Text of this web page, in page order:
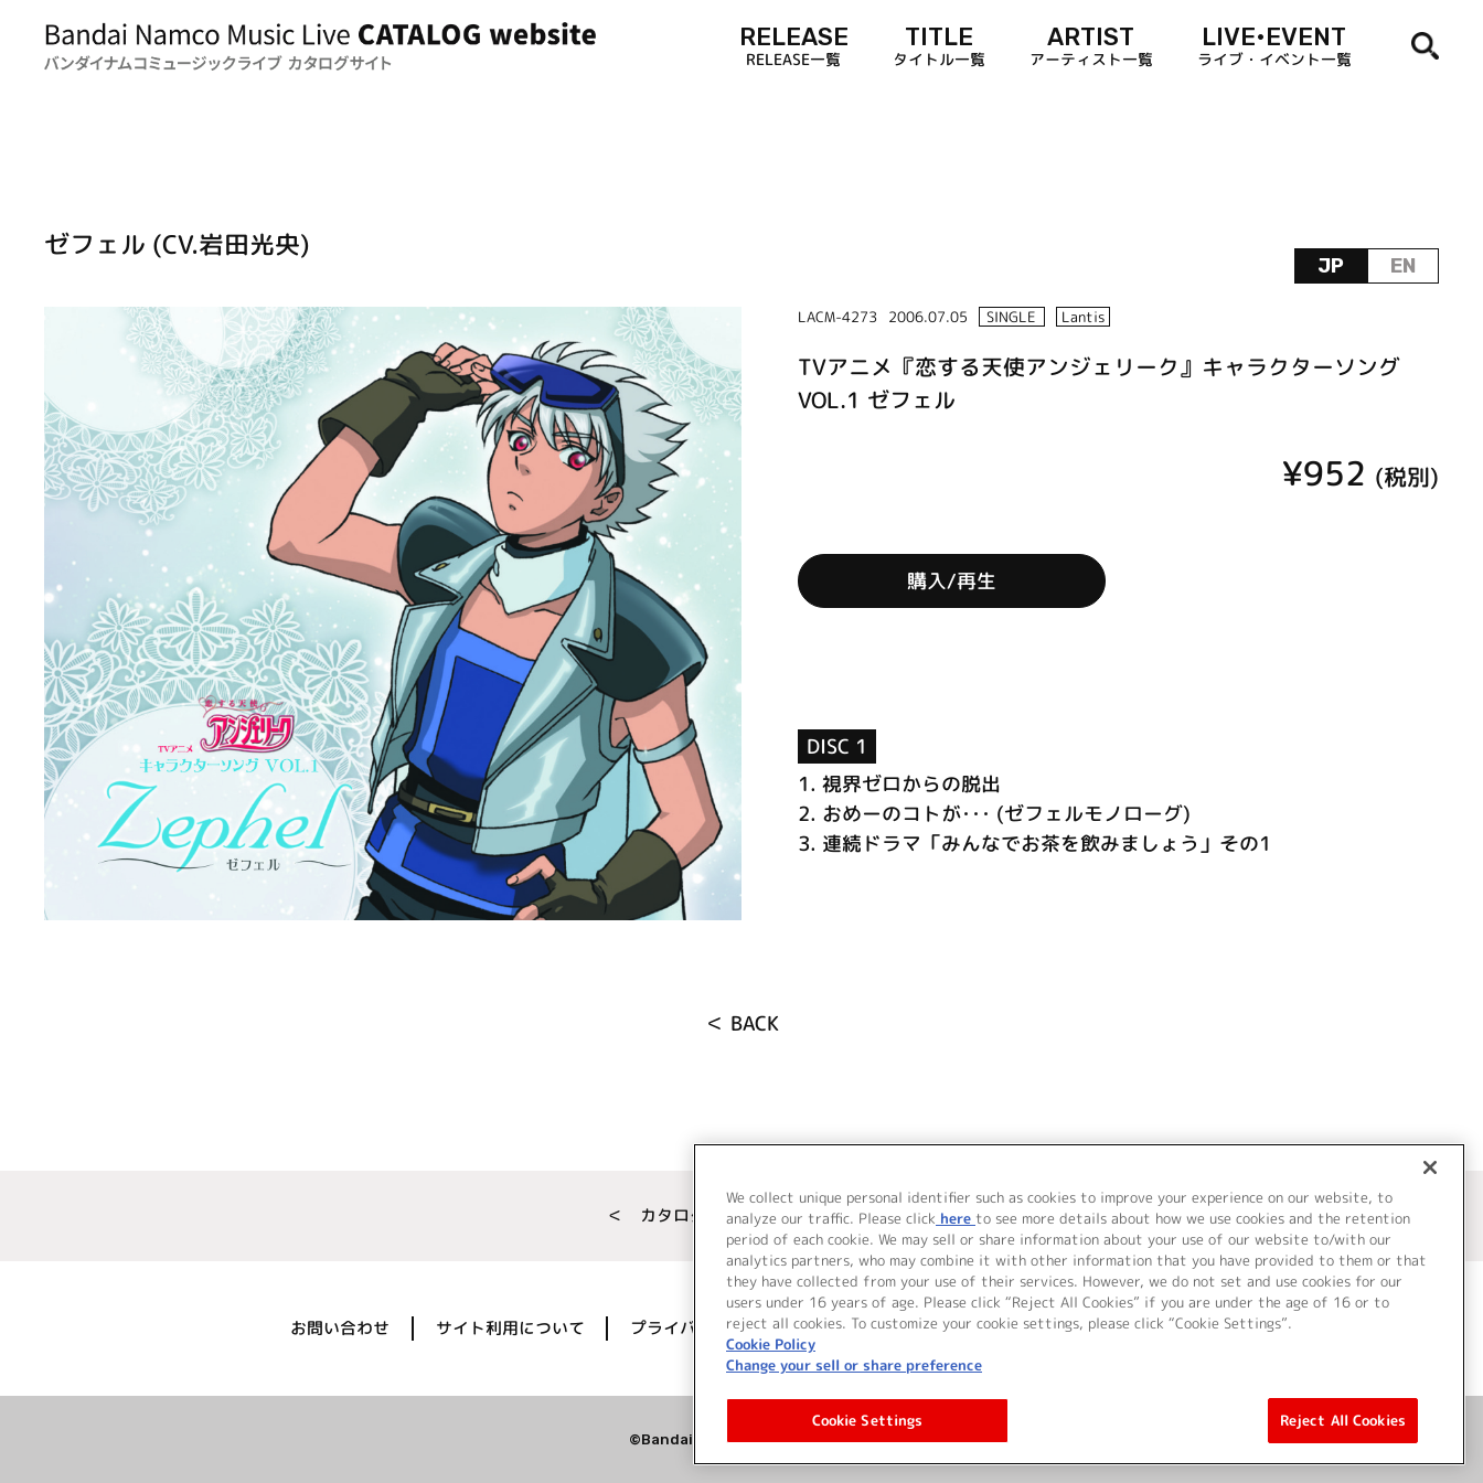
RELEASE
RELEASE一覧
TITLE
タイトル一覧
ARTIST
アーティスト一覧
LIVE•EVENT
ライブ・イベント一覧
JP EN
ゼフェル (CV.岩田光央)
LACM-4273 2006.07.05 SINGLE Lantis
TVアニメ『恋する天使アンジェリーク』キャラクターソング
VOL.1 ゼフェル
¥952 (税別)
購入/再生
DISC 1
1. 視界ゼロからの脱出
2. おめーのコトが･･･ (ゼフェルモノローグ)
3. 連続ドラマ「みんなでお茶を飲みましょう」その1
＜ BACK
＜ カタログサイト トップページへ
お問い合わせ サイト利用について プライバシーポリシー 著作権／肖像権について Cookie Settings
©Bandai Namco Music Live Inc.
We collect unique personal identifier such as cookies to improve your experience on our website, to
analyze our traffic. Please click here to see more details about how we use cookies and the retention
period of each cookie. We may sell or share information about your use of our website to/with our
analytics partners, who may combine it with other information that you have provided to them or that
they have collected from your use of their services. However, we do not set and use cookies for our
users under 16 years of age. Please click “Reject All Cookies” if you are under the age of 16 or to
reject all cookies. To customize your cookie settings, please click “Cookie Settings”.
Cookie Policy
Change your sell or share preference
Cookie Settings Reject All Cookies